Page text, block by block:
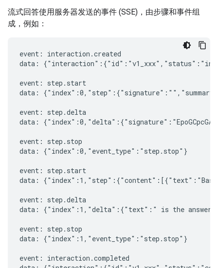
流式回答使用服务器发送的事件 (SSE)，由步骤和事件组
成，例如：
event: interaction.created
data:
event: step.start
data:
event: step.delta
data:
event: step.stop
data: {"index":0,"event_type":"step.stop"}
event: step.start
data:
event: step.delta
data: {"index":1,"delta":{"text":" is the answer
event: step.stop
data: {"index":1,"event_type":"step.stop"}
event: interaction.completed